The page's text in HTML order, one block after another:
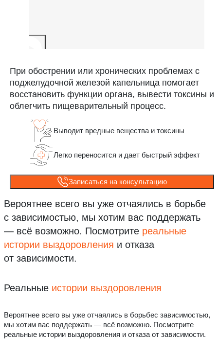
При обострении или хронических проблемах с
поджелудочной железой капельница помогает
восстановить функции органа, вывести токсины и
облегчить пищеварительный процесс.
Выводит вредные вещества и токсины
Легко переносится и дает быстрый эффект
Записаться на консультацию
Вероятнее всего вы уже отчаялись в борьбе
с зависимостью, мы хотим вас поддержать
— всё возможно. Посмотрите реальные
истории выздоровления и отказа
от зависимости.
Реальные истории выздоровления
Вероятнее всего вы уже отчаялись в борьбес зависимостью,
мы хотим вас поддержать — всё возможно. Посмотрите
реальные истории выздоровления и отказа от зависимости.